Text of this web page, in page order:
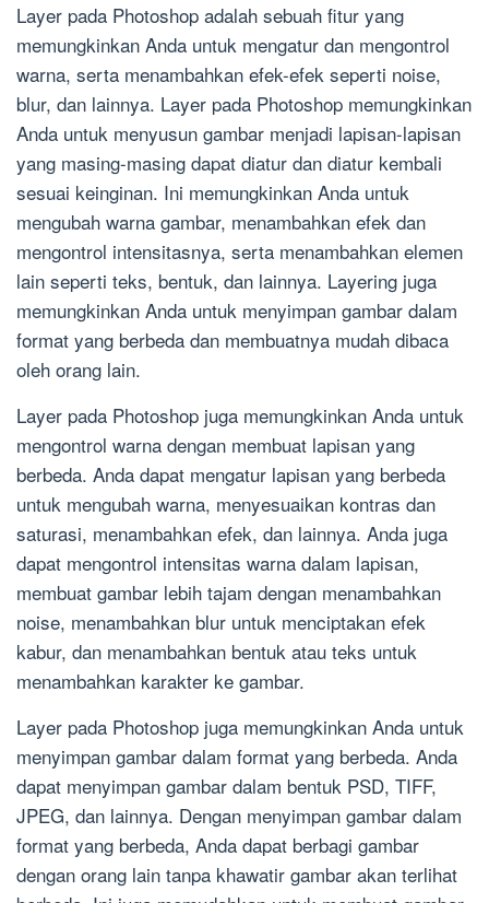
Layer pada Photoshop adalah sebuah fitur yang
memungkinkan Anda untuk mengatur dan mengontrol
warna, serta menambahkan efek-efek seperti noise,
blur, dan lainnya. Layer pada Photoshop memungkinkan
Anda untuk menyusun gambar menjadi lapisan-lapisan
yang masing-masing dapat diatur dan diatur kembali
sesuai keinginan. Ini memungkinkan Anda untuk
mengubah warna gambar, menambahkan efek dan
mengontrol intensitasnya, serta menambahkan elemen
lain seperti teks, bentuk, dan lainnya. Layering juga
memungkinkan Anda untuk menyimpan gambar dalam
format yang berbeda dan membuatnya mudah dibaca
oleh orang lain.
Layer pada Photoshop juga memungkinkan Anda untuk
mengontrol warna dengan membuat lapisan yang
berbeda. Anda dapat mengatur lapisan yang berbeda
untuk mengubah warna, menyesuaikan kontras dan
saturasi, menambahkan efek, dan lainnya. Anda juga
dapat mengontrol intensitas warna dalam lapisan,
membuat gambar lebih tajam dengan menambahkan
noise, menambahkan blur untuk menciptakan efek
kabur, dan menambahkan bentuk atau teks untuk
menambahkan karakter ke gambar.
Layer pada Photoshop juga memungkinkan Anda untuk
menyimpan gambar dalam format yang berbeda. Anda
dapat menyimpan gambar dalam bentuk PSD, TIFF,
JPEG, dan lainnya. Dengan menyimpan gambar dalam
format yang berbeda, Anda dapat berbagi gambar
dengan orang lain tanpa khawatir gambar akan terlihat